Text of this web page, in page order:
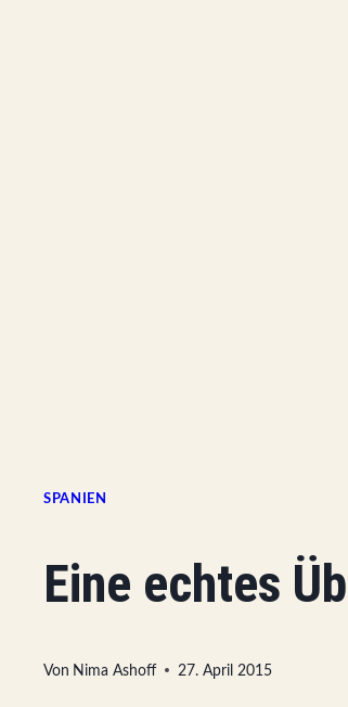
SPANIEN
Eine echtes
Von Nima Ashoff 27. April 2015